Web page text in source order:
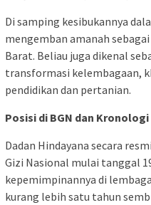
Di samping kesibukannya
mengemban amanah
Barat. Beliau juga dikenal
transformasi kelembagaan,
pendidikan dan pertanian.
Posisi di BGN dan
Dadan Hindayana secara
Gizi Nasional mulai tanggal
kepemimpinannya di
kurang lebih satu tahun